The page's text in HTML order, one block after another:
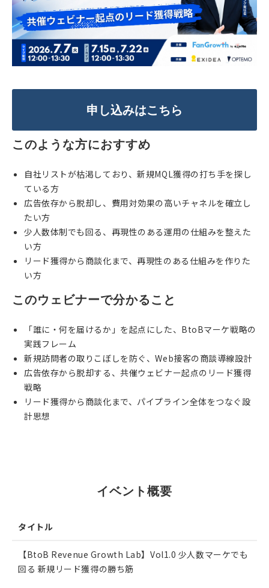
申し込みはこちら
このような方におすすめ
自社リストが枯渇しており、新規MQL獲得の打ち手を探し
ている方
広告依存から脱却し、費用対効果の高いチャネルを確立し
たい方
少人数体制でも回る、再現性のある運用の仕組みを整えた
い方
リード獲得から商談化まで、再現性のある仕組みを作りた
い方
このウェビナーで分かること
「誰に・何を届けるか」を起点にした、BtoBマーケ戦略の
実践フレーム
新規訪問者の取りこぼしを防ぐ、Web接客の商談導線設計
広告依存から脱却する、共催ウェビナー起点のリード獲得
戦略
リード獲得から商談化まで、パイプライン全体をつなぐ設
計思想
イベント概要
タイトル
【BtoB Revenue Growth Lab】Vol1.0 少人数マーケでも
回る 新規リード獲得の勝ち筋